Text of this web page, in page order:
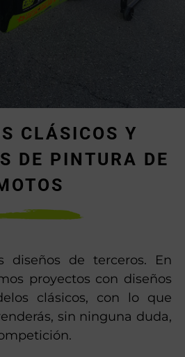
CLÁSICOS Y
DE PINTURA DE
diseños de terceros. En
proyectos con diseños
clásicos, con lo que
sin ninguna duda,